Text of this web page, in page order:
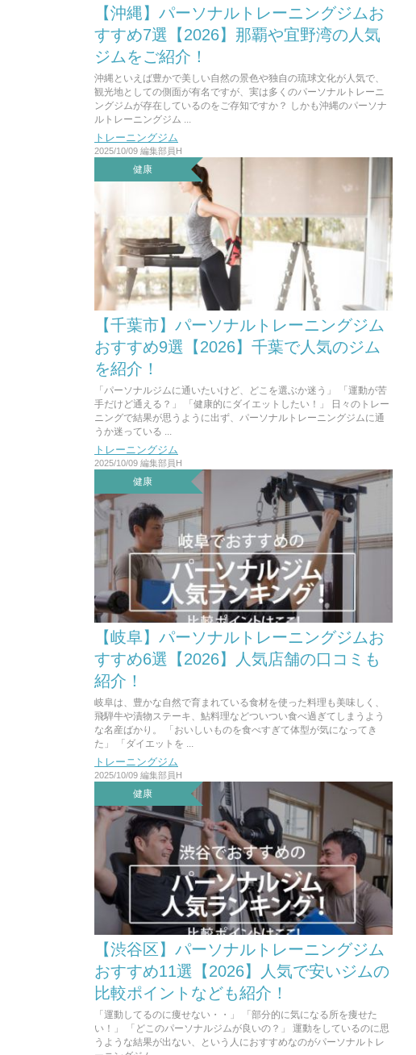
【沖縄】パーソナルトレーニングジムお
すすめ7選【2026】那覇や宜野湾の人気
ジムをご紹介！
沖縄といえば豊かで美しい自然の景色や独自の琉球文化が人気で、
観光地としての側面が有名ですが、実は多くのパーソナルトレーニ
ングジムが存在しているのをご存知ですか？ しかも沖縄のパーソナ
ルトレーニングジム ...
トレーニングジム
2025/10/09 編集部員H
健康
【千葉市】パーソナルトレーニングジム
おすすめ9選【2026】千葉で人気のジム
を紹介！
「パーソナルジムに通いたいけど、どこを選ぶか迷う」 「運動が苦
手だけど通える？」 「健康的にダイエットしたい！」 日々のトレー
ニングで結果が思うように出ず、パーソナルトレーニングジムに通
うか迷っている ...
トレーニングジム
2025/10/09 編集部員H
健康
【岐阜】パーソナルトレーニングジムお
すすめ6選【2026】人気店舗の口コミも
紹介！
岐阜は、豊かな自然で育まれている食材を使った料理も美味しく、
飛騨牛や漬物ステーキ、鮎料理などついつい食べ過ぎてしまうよう
な名産ばかり。 「おいしいものを食べすぎて体型が気になってき
た」 「ダイエットを ...
トレーニングジム
2025/10/09 編集部員H
健康
【渋谷区】パーソナルトレーニングジム
おすすめ11選【2026】人気で安いジムの
比較ポイントなども紹介！
「運動してるのに痩せない・・」 「部分的に気になる所を痩せた
い！」 「どこのパーソナルジムが良いの？」 運動をしているのに思
うような結果が出ない、という人におすすめなのがパーソナルトレ